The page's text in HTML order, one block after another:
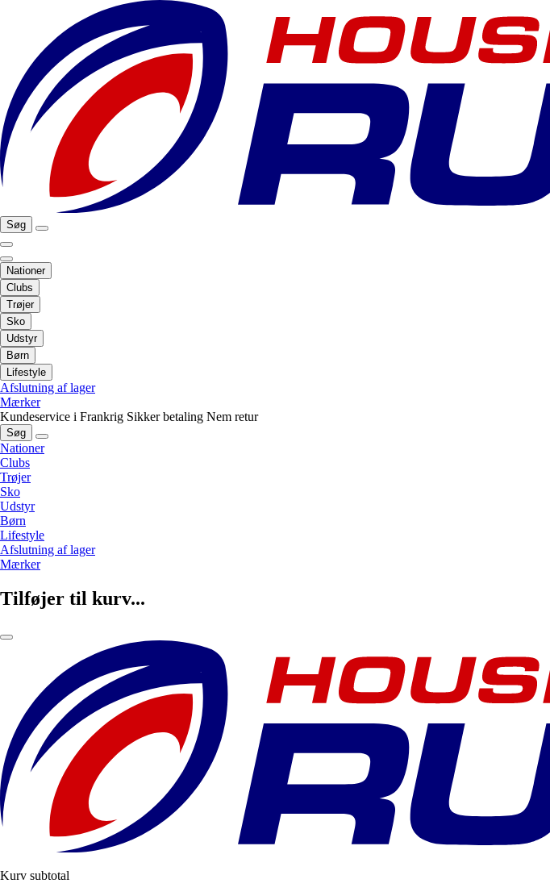
Søg
Nationer
Clubs
Trøjer
Sko
Udstyr
Børn
Lifestyle
Afslutning af lager
Mærker
Kundeservice i Frankrig Sikker betaling Nem retur
Søg
Nationer
Clubs
Trøjer
Sko
Udstyr
Børn
Lifestyle
Afslutning af lager
Mærker
Tilføjer til kurv...
Kurv subtotal